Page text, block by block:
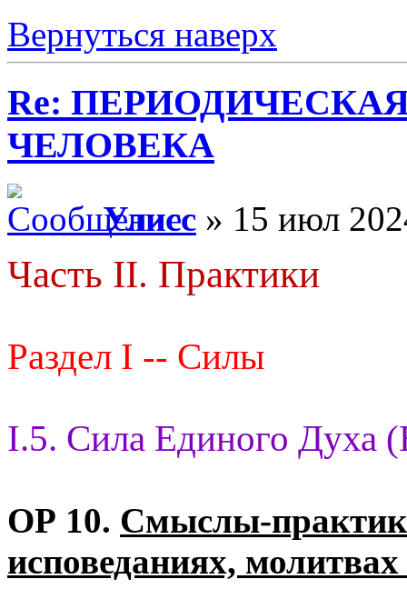
Вернуться наверх
Re:
ЧЕЛОВЕКА
Улисс » 15 июл
Часть II. Практики
Раздел I -- Силы
I.5. Сила Единого Духа
ОР 10. Смыслы-практик
исповеданиях,